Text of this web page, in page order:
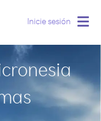
Inicie sesión